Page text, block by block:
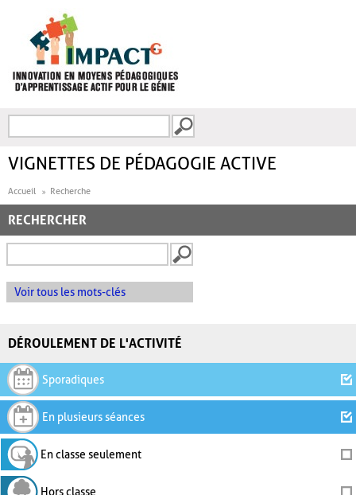
FORMULAIRE DE
VIGNETTES DE PÉDAGOGIE ACTIVE
Accueil Recherche
RECHERCHER
Voir tous les mots-clés
DÉROULEMENT DE L'ACTIVITÉ
Sporadiques
En plusieurs séances
En classe seulement
Hors classe